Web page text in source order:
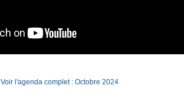
Voir l'agenda complet : Octobre 2024